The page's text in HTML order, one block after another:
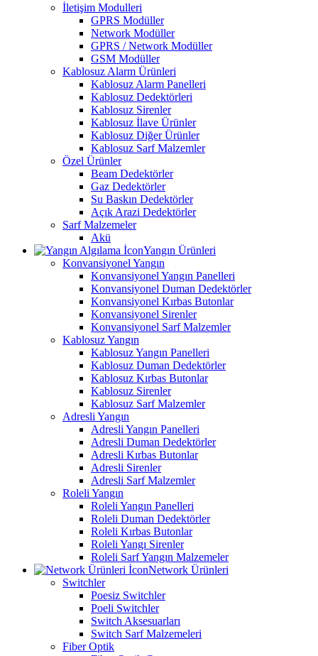
İletişim Modulleri
GPRS Modüller
Network Modüller
GPRS / Network Modüller
GSM Modüller
Kablosuz Alarm Ürünleri
Kablosuz Alarm Panelleri
Kablosuz Dedektörleri
Kablosuz Sirenler
Kablosuz İlave Ürünler
Kablosuz Diğer Ürünler
Kablosuz Sarf Malzemler
Özel Ürünler
Beam Dedektörler
Gaz Dedektörler
Su Baskın Dedektörler
Açık Arazi Dedektörler
Sarf Malzemeler
Akü
Yangın Ürünleri
Konvansiyonel Yangın
Konvansiyonel Yangın Panelleri
Konvansiyonel Duman Dedektörler
Konvansiyonel Kırbas Butonlar
Konvansiyonel Sirenler
Konvansiyonel Sarf Malzemler
Kablosuz Yangın
Kablosuz Yangın Panelleri
Kablosuz Duman Dedektörler
Kablosuz Kırbas Butonlar
Kablosuz Sirenler
Kablosuz Sarf Malzemler
Adresli Yangın
Adresli Yangın Panelleri
Adresli Duman Dedektörler
Adresli Kırbas Butonlar
Adresli Sirenler
Adresli Sarf Malzemler
Roleli Yangın
Roleli Yangın Panelleri
Roleli Duman Dedektörler
Roleli Kırbas Butonlar
Roleli Yangı Sirenler
Roleli Sarf Yangın Malzemeler
Network Ürünleri
Switchler
Poesiz Switchler
Poeli Switchler
Switch Aksesuarları
Switch Sarf Malzemeleri
Fiber Optik